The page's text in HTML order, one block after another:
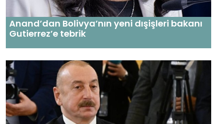
Anand’dan Bolivya’nın yeni dışişleri bakanı
Gutierrez’e tebrik